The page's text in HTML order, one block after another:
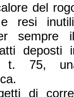
del
e resi
sempre
deposti
t. 75,
di